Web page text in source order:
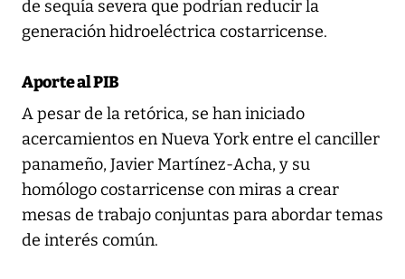
de sequía severa que podrían reducir la
generación hidroeléctrica costarricense.
Aporte al PIB
A pesar de la retórica, se han iniciado
acercamientos en Nueva York entre el canciller
panameño, Javier Martínez-Acha, y su
homólogo costarricense con miras a crear
mesas de trabajo conjuntas para abordar temas
de interés común.